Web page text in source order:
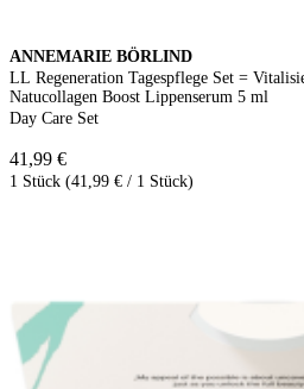
ANNEMARIE BÖRLIND
LL Regeneration Tagespflege Set =
Natucollagen Boost Lippenserum 5 ml
Day Care Set
41,99 €
1 Stück (41,99 € / 1 Stück)